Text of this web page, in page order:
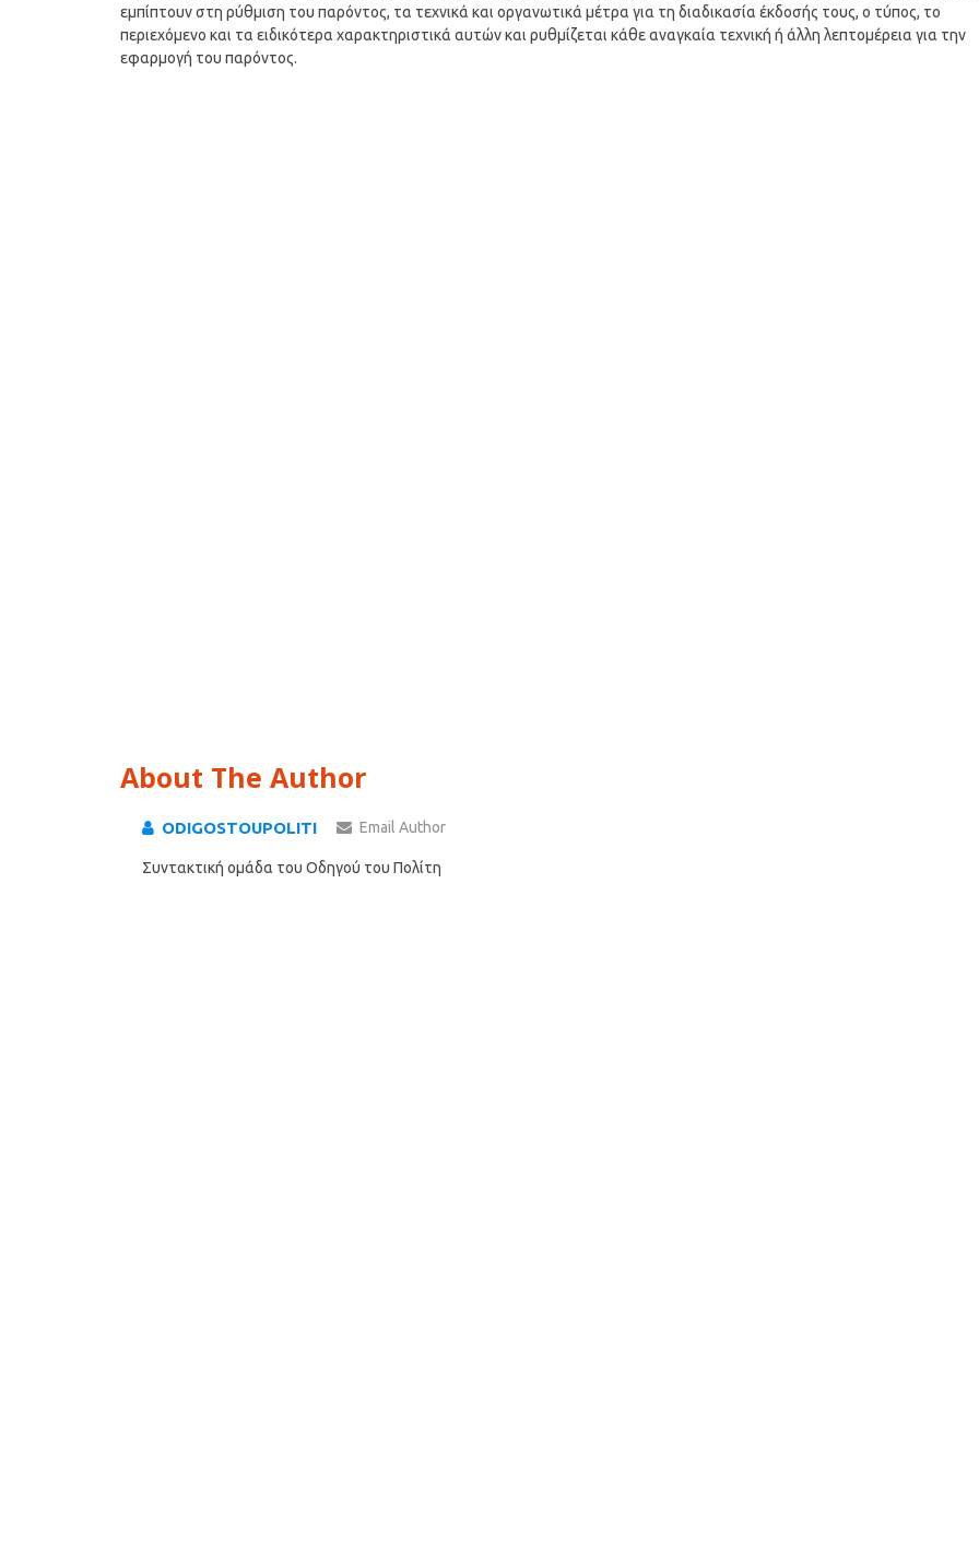
εμπίπτουν στη ρύθμιση του παρόντος, τα τεχνικά και οργανωτικά μέτρα για τη διαδικασία έκδοσής τους, ο τύπος, το
περιεχόμενο και τα ειδικότερα χαρακτηριστικά αυτών και ρυθμίζεται κάθε αναγκαία τεχνική ή άλλη λεπτομέρεια για την
εφαρμογή του παρόντος.
About The Author
ODIGOSTOUPOLITI Email Author
Συντακτική ομάδα του Οδηγού του Πολίτη